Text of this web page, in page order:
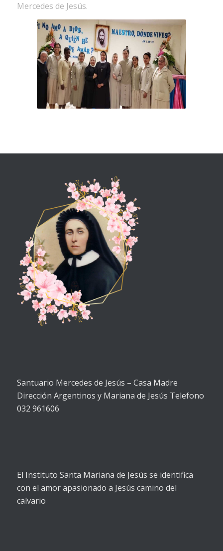
Mercedes de Jesús.
Santuario Mercedes de Jesús – Casa Madre
Dirección Argentinos y Mariana de Jesús Telefono
032 961606
El Instituto Santa Mariana de Jesús se identifica
con el amor apasionado a Jesús camino del
calvario